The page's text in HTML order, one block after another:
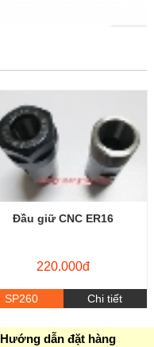
Đầu giữ CNC ER16
220.000đ
SP260 Chi tiết
Hướng dẫn đặt hàng